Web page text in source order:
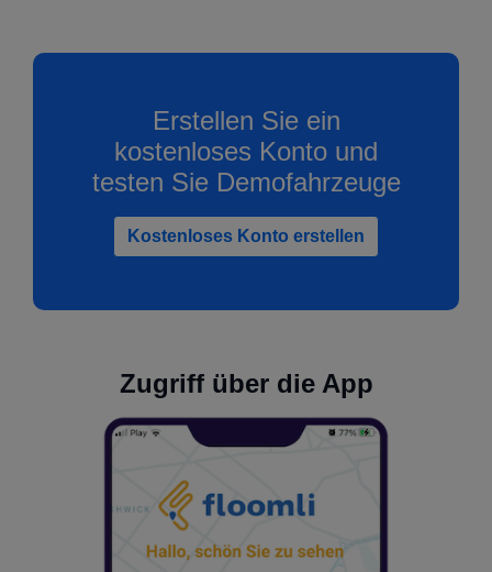
Erstellen Sie ein
kostenloses Konto und
testen Sie Demofahrzeuge
Kostenloses Konto erstellen
Zugriff über die App